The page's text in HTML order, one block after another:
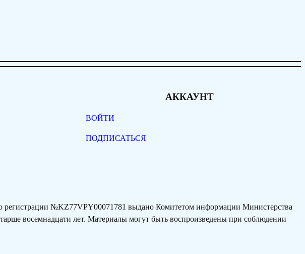
АККАУНТ
ВОЙТИ
ПОДПИСАТЬСЯ
регистрации №KZ77VPY00071781 выдано Комитетом информации Министерства
восемнадцати лет. Материалы могут быть воспроизведены при соблюдении